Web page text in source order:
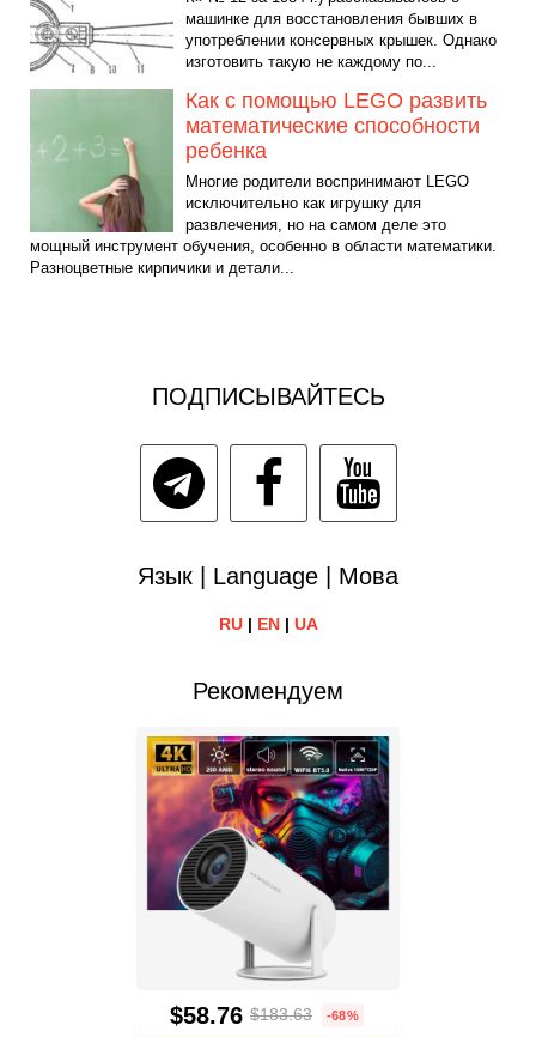
машинке для восстановления бывших в
употреблении консервных крышек. Однако
изготовить такую не каждому по...
Как с помощью LEGO развить
математические способности
ребенка
Многие родители воспринимают LEGO
исключительно как игрушку для
развлечения, но на самом деле это
мощный инструмент обучения, особенно в области математики.
Разноцветные кирпичики и детали...
ПОДПИСЫВАЙТЕСЬ
Язык | Language | Мова
RU| EN| UA
Рекомендуем
$58.76 $183.63 -68%